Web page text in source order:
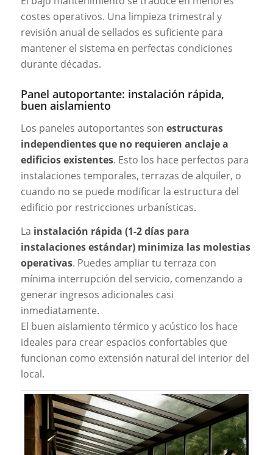
costes operativos. Una limpieza trimestral y
revisión anual de sellados es suficiente para
mantener el sistema en perfectas condiciones
durante décadas.
Panel autoportante: instalación rápida,
buen aislamiento
Los paneles autoportantes son estructuras
independientes que no requieren anclaje a
edificios existentes. Esto los hace perfectos para
instalaciones temporales, terrazas de alquiler, o
cuando no se puede modificar la estructura del
edificio por restricciones urbanísticas.
La instalación rápida (1-2 días para
instalaciones estándar) minimiza las molestias
operativas. Puedes ampliar tu terraza con
mínima interrupción del servicio, comenzando a
generar ingresos adicionales casi
inmediatamente.
El buen aislamiento térmico y acústico los hace
ideales para crear espacios confortables que
funcionan como extensión natural del interior del
local.